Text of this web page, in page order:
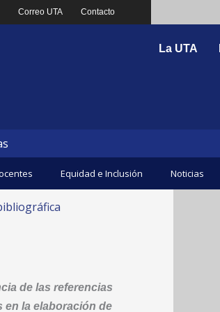
Correo UTA Contacto
La UTA
Equidad e Inclusión Noticias
de las referencias
en la elaboración de